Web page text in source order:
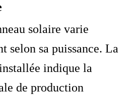
solaire varie
selon sa puissance. La
indique la
de production